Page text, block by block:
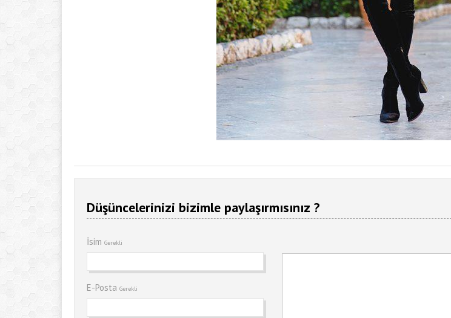
Düşüncelerinizi bizimle paylaşırmısınız ?
İsim Gerekli
E-Posta Gerekli